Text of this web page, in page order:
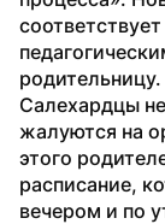
родительницу.
Салехардцы
жалуются на
этого
расписание,
вечером и по